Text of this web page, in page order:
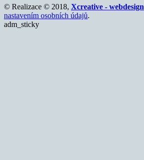
© Realizace © 2018, Xcreative - webdesign
nastavením osobních údajů.
adm_sticky